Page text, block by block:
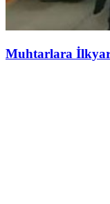
Muhtarlara